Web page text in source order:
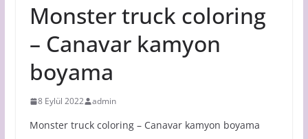
Monster truck coloring
– Canavar kamyon
boyama
8 Eylül 2022 admin
Monster truck coloring – Canavar kamyon boyama